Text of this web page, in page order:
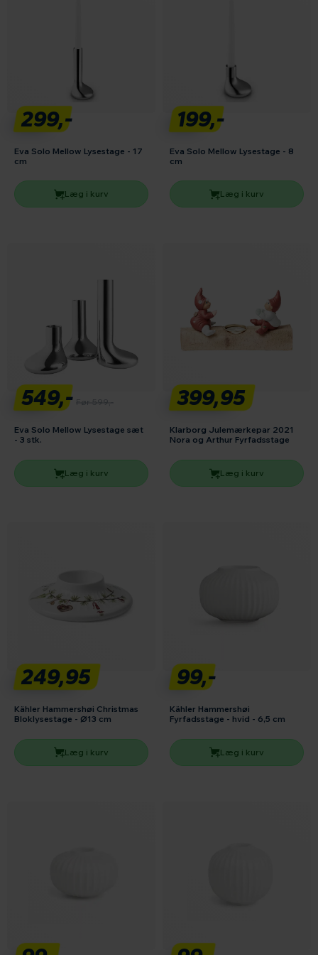
299,-
Eva Solo Mellow Lysestage - 17
cm
Læg i kurv
199,-
Eva Solo Mellow Lysestage - 8
cm
Læg i kurv
549,- Før 599,-
Eva Solo Mellow Lysestage sæt
- 3 stk.
Læg i kurv
399,95
Klarborg Julemærkepar 2021
Nora og Arthur Fyrfadsstage
Læg i kurv
249,95
Kähler Hammershøi Christmas
Bloklysestage - Ø13 cm
Læg i kurv
99,-
Kähler Hammershøi
Fyrfadsstage - hvid - 6,5 cm
Læg i kurv